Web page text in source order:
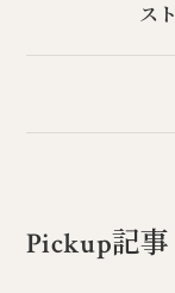
ス
Pickup記事